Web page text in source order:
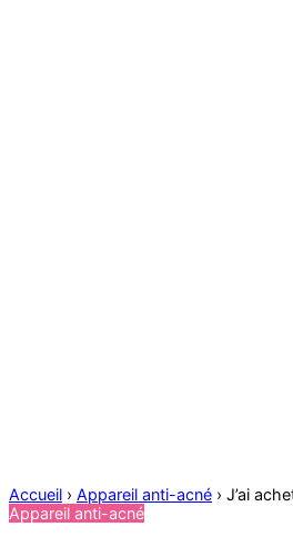
Accueil › Appareil anti-acné › J’ai
Appareil anti-acné